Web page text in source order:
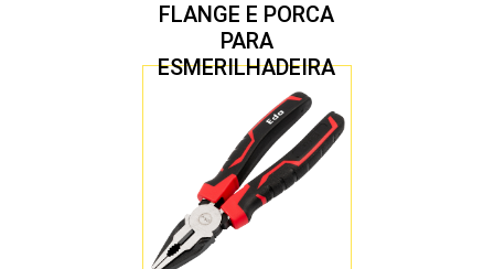
FLANGE E PORCA
PARA
ESMERILHADEIRA
4.1/2″ 20,00 MM